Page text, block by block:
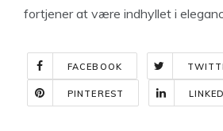
fortjener at være indhyllet i
FACEBOOK
PINTEREST